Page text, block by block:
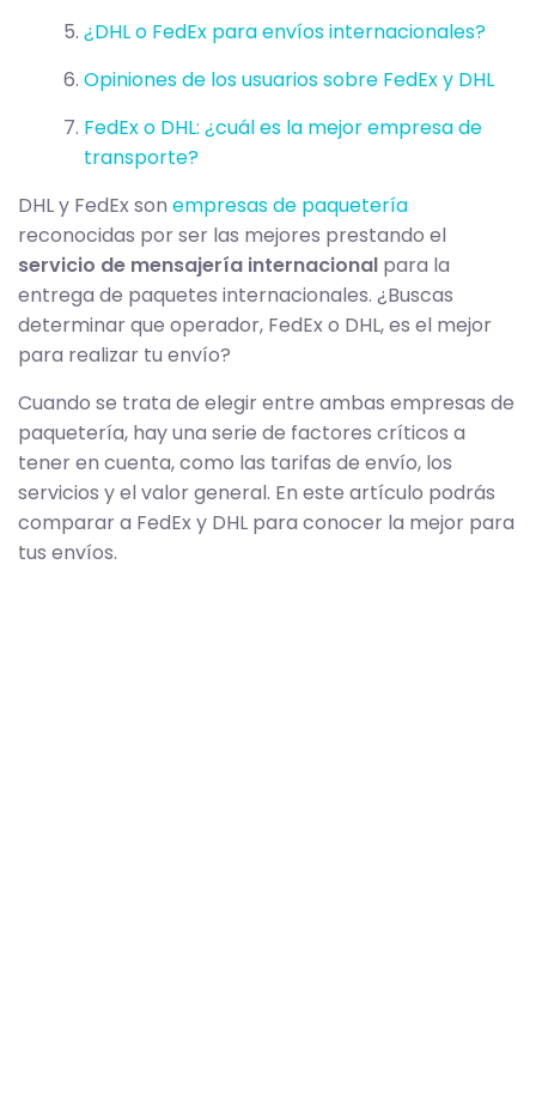
¿DHL o FedEx para envíos internacionales?
Opiniones de los usuarios sobre FedEx y DHL
FedEx o DHL: ¿cuál es la mejor empresa de
transporte?
DHL y FedEx son empresas de paquetería
reconocidas por ser las mejores prestando el
servicio de mensajería internacional para la
entrega de paquetes internacionales. ¿Buscas
determinar que operador, FedEx o DHL, es el mejor
para realizar tu envío?
Cuando se trata de elegir entre ambas empresas de
paquetería, hay una serie de factores críticos a
tener en cuenta, como las tarifas de envío, los
servicios y el valor general. En este artículo podrás
comparar a FedEx y DHL para conocer la mejor para
tus envíos.